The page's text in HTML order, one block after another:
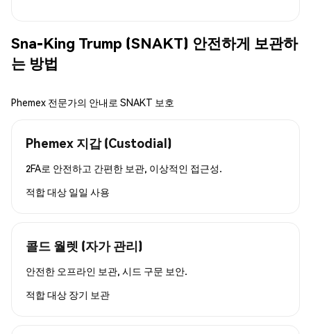
Sna-King Trump (SNAKT) 안전하게 보관하
는 방법
Phemex 전문가의 안내로 SNAKT 보호
Phemex 지갑 (Custodial)
2FA로 안전하고 간편한 보관, 이상적인 접근성.
적합 대상 일일 사용
콜드 월렛 (자가 관리)
안전한 오프라인 보관, 시드 구문 보안.
적합 대상 장기 보관